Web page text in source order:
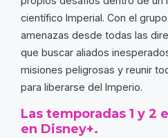
científico Imperial. Con el
amenazas desde todas las
que buscar aliados
misiones peligrosas y reunir
para liberarse del Imperio.
Las temporadas 1 y 2
en Disney+.